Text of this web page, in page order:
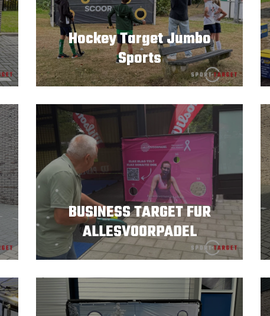
Hockey Target Jumbo
Sports
BUSINESS TARGET FUR
ALLESVOORPADEL